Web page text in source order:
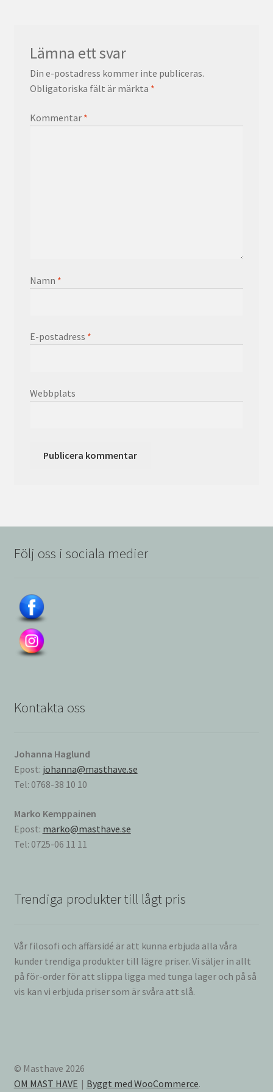
Lämna ett svar
Din e-postadress kommer inte publiceras.
Obligatoriska fält är märkta *
Kommentar *
Namn *
E-postadress *
Webbplats
Följ oss i sociala medier
Kontakta oss
Johanna Haglund
Epost: johanna@masthave.se
Tel: 0768-38 10 10
Marko Kemppainen
Epost: marko@masthave.se
Tel: 0725-06 11 11
Trendiga produkter till lågt pris
Vår filosofi och affärsidé är att kunna erbjuda alla våra
kunder trendiga produkter till lägre priser. Vi säljer in allt
på för-order för att slippa ligga med tunga lager och på så
vis kan vi erbjuda priser som är svåra att slå.
© Masthave 2026
OM MAST HAVE
Byggt med WooCommerce.